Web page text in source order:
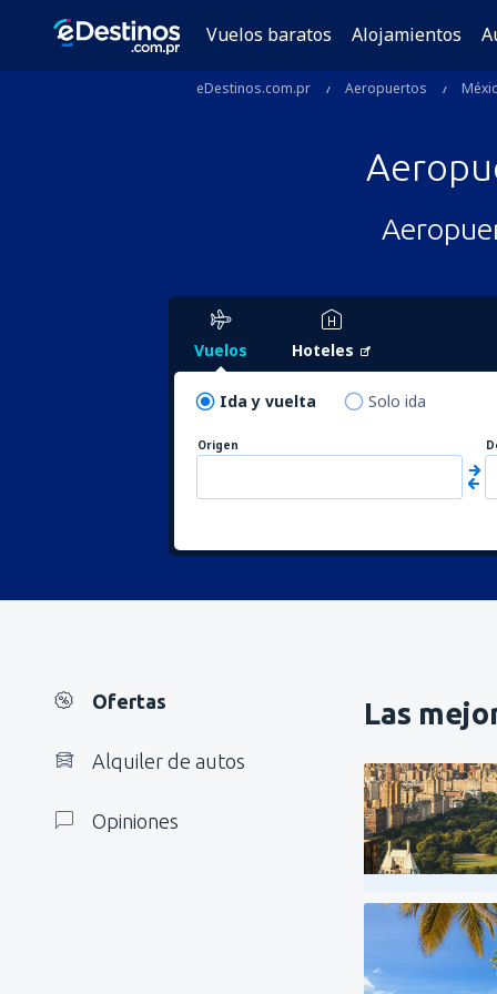
Vuelos baratos Alojamientos
eDestinos.com.pr Aeropuertos
Vuelos Hoteles
Ida y vuelta Solo ida
Origen
Ofertas
Alquiler de autos
Opiniones
Las